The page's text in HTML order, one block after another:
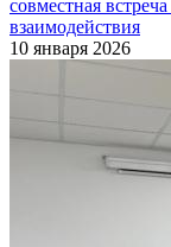
совместная
взаимодействия
10 января 2026